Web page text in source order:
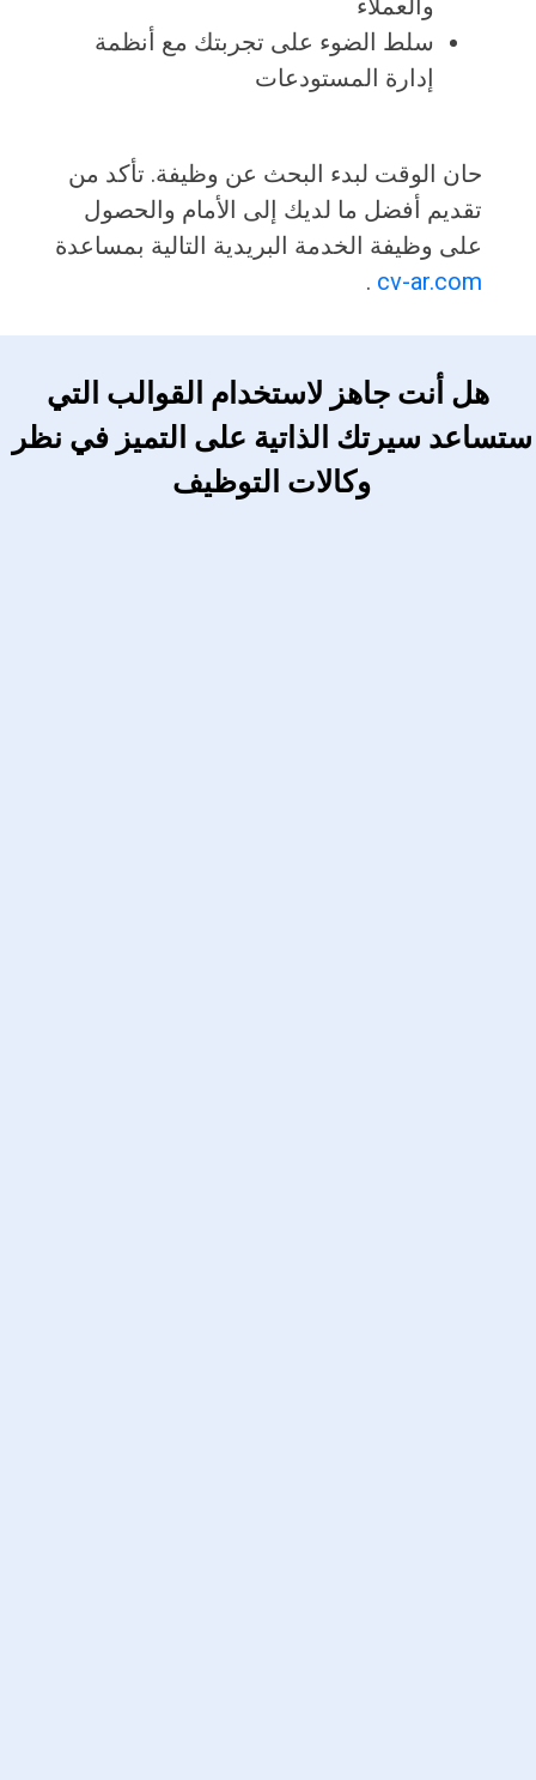
والعملاء
سلط الضوء على تجربتك مع أنظمة
إدارة المستودعات
حان الوقت لبدء البحث عن وظيفة. تأكد من
تقديم أفضل ما لديك إلى الأمام والحصول
على وظيفة الخدمة البريدية التالية بمساعدة
cv-ar.com
.
هل أنت جاهز لاستخدام القوالب التي
ستساعد سيرتك الذاتية على التميز في نظر
وكالات التوظيف